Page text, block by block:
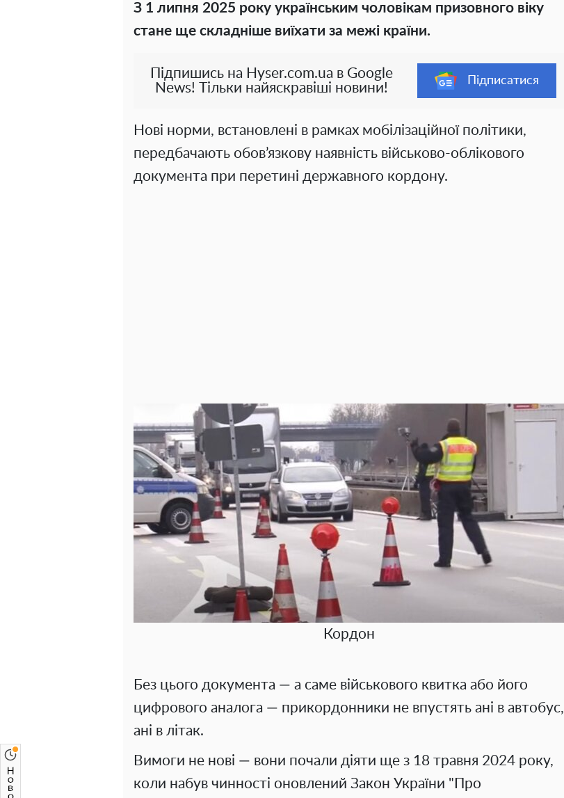
З 1 липня 2025 року українським чоловікам призовного віку
стане ще складніше виїхати за межі країни.
Підпишись на Hyser.com.ua в Google
News! Тільки найяскравіші новини!
Підписатися
Нові норми, встановлені в рамках мобілізаційної політики,
передбачають обов’язкову наявність військово-облікового
документа при перетині державного кордону.
Кордон
Без цього документа — а саме військового квитка або його
цифрового аналога — прикордонники не впустять ані в автобус,
ані в літак.
Вимоги не нові — вони почали діяти ще з 18 травня 2024 року,
коли набув чинності оновлений Закон України "Про